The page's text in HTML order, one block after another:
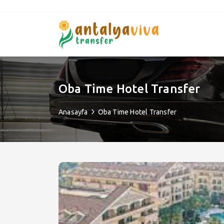
Oba Time Hotel Transfer
Anasayfa Oba Time Hotel Transfer